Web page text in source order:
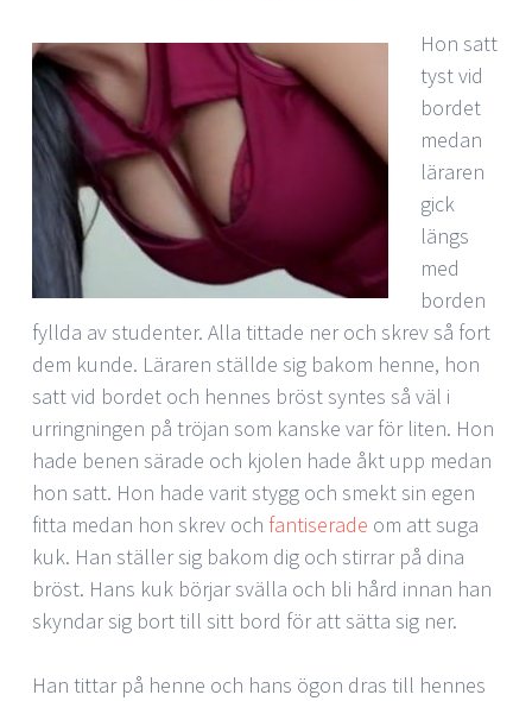
Hon satt
tyst vid
bordet
medan
läraren
gick
längs
med
borden
fyllda av studenter. Alla tittade ner och skrev så fort
dem kunde. Läraren ställde sig bakom henne, hon
satt vid bordet och hennes bröst syntes så väl i
urringningen på tröjan som kanske var för liten. Hon
hade benen särade och kjolen hade åkt upp medan
hon satt. Hon hade varit stygg och smekt sin egen
fitta medan hon skrev och fantiserade om att suga
kuk. Han ställer sig bakom dig och stirrar på dina
bröst. Hans kuk börjar svälla och bli hård innan han
skyndar sig bort till sitt bord för att sätta sig ner.
Han tittar på henne och hans ögon dras till hennes